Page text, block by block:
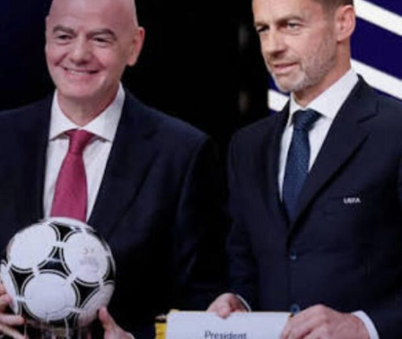
>
TEMAS RELACIONADOS:
DEPORTES
DESTACADO ESPAÑA FUTBOL
MESSI
PARTIDO PARTIDO SOÑADO RECORD XAVI